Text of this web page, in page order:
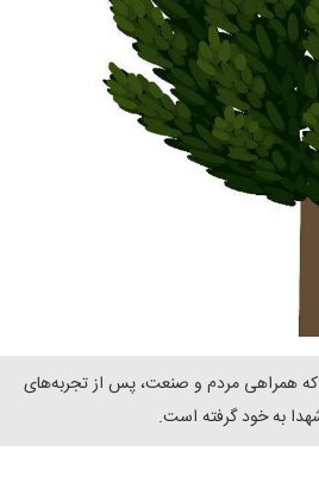
که همراهی مردم و صنعت، پس از تجربه‌های
به خود گرفته است.